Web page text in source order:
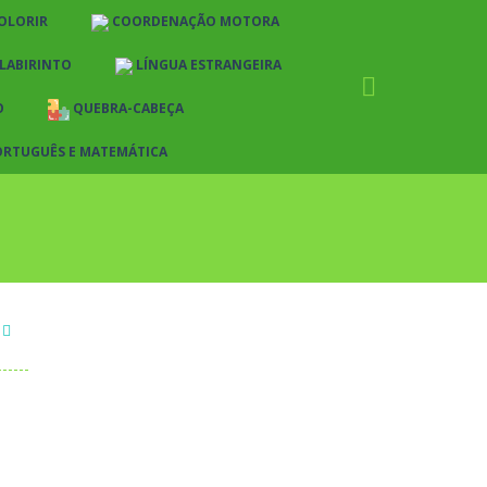
COORDENAÇÃO MOTORA
LABIRINTO LÍNGUA ESTRANGEIRA
QUEBRA-CABEÇA
E MATEMÁTICA